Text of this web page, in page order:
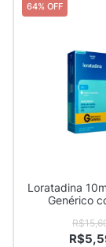
64% OFF
Loratadina
Genérico